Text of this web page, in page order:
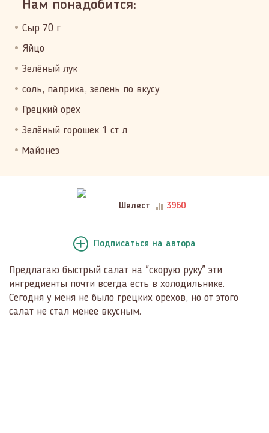
Нам понадобится:
Сыр 70 г
Яйцо
Зелёный лук
соль, паприка, зелень по вкусу
Грецкий орех
Зелёный горошек 1 ст л
Майонез
Шелест 3960
Подписаться на автора
Предлагаю быстрый салат на "скорую руку" эти
ингредиенты почти всегда есть в холодильнике.
Сегодня у меня не было грецких орехов, но от этого
салат не стал менее вкусным.